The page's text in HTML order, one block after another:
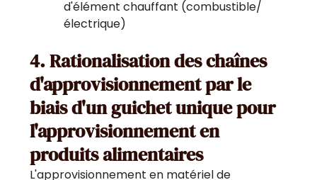
d'élément chauffant (combustible/
électrique)
4. Rationalisation des chaînes
d'approvisionnement par le
biais d'un guichet unique pour
l'approvisionnement en
produits alimentaires
L'approvisionnement en matériel de